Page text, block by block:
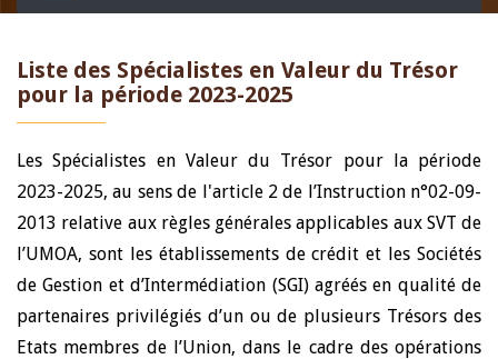
Liste des Spécialistes en Valeur du Trésor
pour la période 2023-2025
Les Spécialistes en Valeur du Trésor pour la période
2023-2025, au sens de l'article 2 de l’Instruction n°02-09-
2013 relative aux règles générales applicables aux SVT de
l’UMOA, sont les établissements de crédit et les Sociétés
de Gestion et d’Intermédiation (SGI) agréés en qualité de
partenaires privilégiés d’un ou de plusieurs Trésors des
Etats membres de l’Union, dans le cadre des opérations